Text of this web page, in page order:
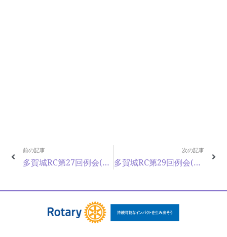
前の記事
多賀城RC第27回例会(2026年3月26日)
次の記事
多賀城RC第29回例会(2026年4月16日)